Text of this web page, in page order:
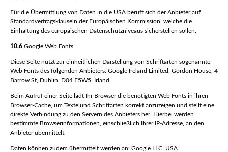
Für die Übermittlung von Daten in die USA beruft sich der Anbieter auf
Standardvertragsklauseln der Europäischen Kommission, welche die
Einhaltung des europäischen Datenschutzniveaus sicherstellen sollen.
10.6 Google Web Fonts
Diese Seite nutzt zur einheitlichen Darstellung von Schriftarten sogenannte
Web Fonts des folgenden Anbieters: Google Ireland Limited, Gordon House, 4
Barrow St, Dublin, D04 E5W5, Irland
Beim Aufruf einer Seite lädt Ihr Browser die benötigten Web Fonts in ihren
Browser-Cache, um Texte und Schriftarten korrekt anzuzeigen und stellt eine
direkte Verbindung zu den Servern des Anbieters her. Hierbei werden
bestimmte Browserinformationen, einschließlich Ihrer IP-Adresse, an den
Anbieter übermittelt.
Daten können zudem übermittelt werden an: Google LLC, USA